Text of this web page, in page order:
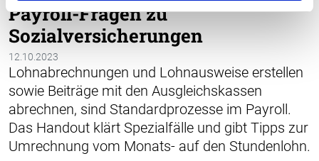
Payroll-Fragen zu
Sozialversicherungen
12.10.2023
Lohnabrechnungen und Lohnausweise erstellen
sowie Beiträge mit den Ausgleichskassen
abrechnen, sind Standardprozesse im Payroll.
Das Handout klärt Spezialfälle und gibt Tipps zur
Umrechnung vom Monats- auf den Stundenlohn.